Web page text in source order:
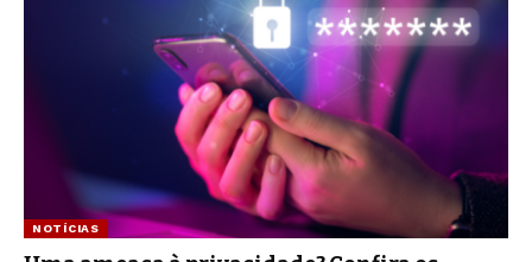
NOTÍCIAS